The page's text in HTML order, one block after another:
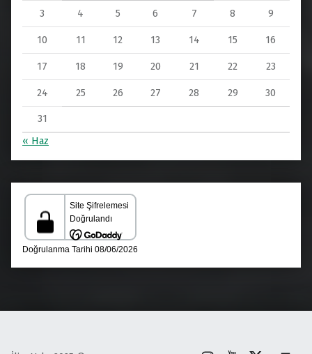
3 4 5 6 7 8 9
10 11 12 13 14 15 16
17 18 19 20 21 22 23
24 25 26 27 28 29 30
31
« Haz